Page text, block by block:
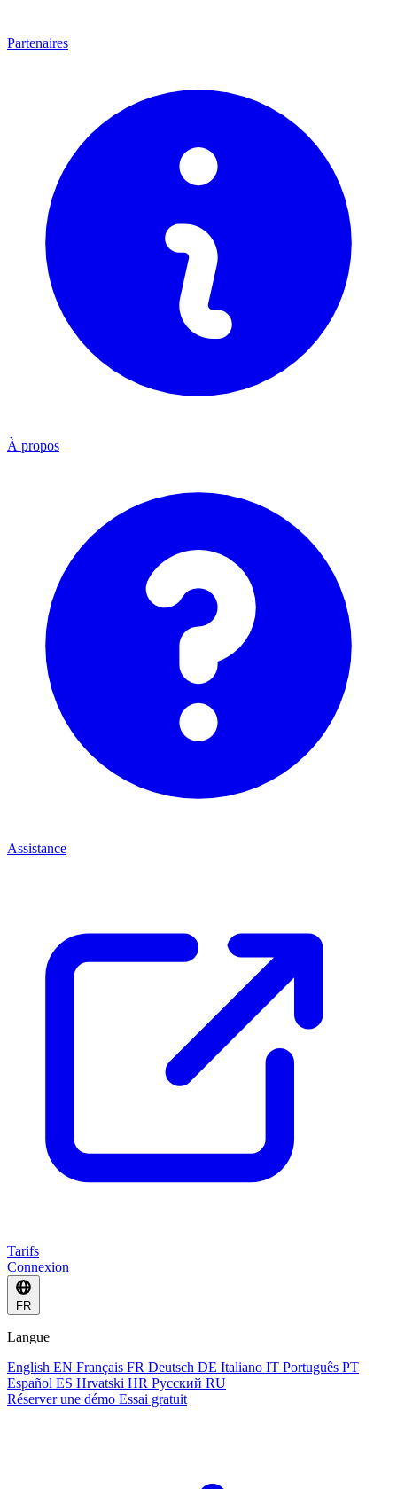
Partenaires
À propos
Assistance
Tarifs
Connexion
FR
Langue
English EN Français FR Deutsch DE Italiano IT Português PT
Español ES Hrvatski HR Русский RU
Réserver une démo Essai gratuit